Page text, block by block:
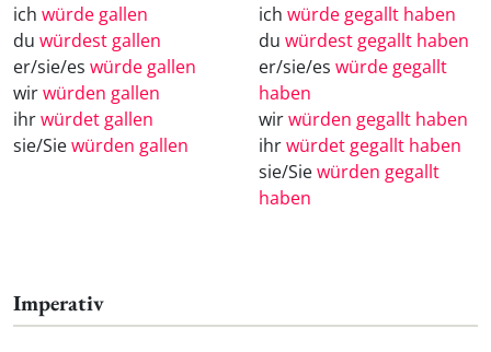
ich würde gallen
du würdest gallen
er/sie/es würde gallen
wirwürden gallen
ihrwürdet gallen
sie/Siewürden gallen
ich würde gegallt haben
du würdest gegallt haben
er/sie/es würde gegallt
haben
wirwürden gegallt haben
ihrwürdet gegallt haben
sie/Siewürden gegallt
haben
Imperativ